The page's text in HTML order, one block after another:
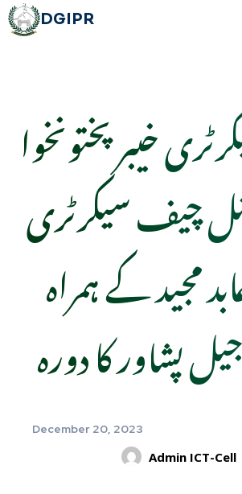
DGIPR
خیبر پختونخوا
چیف سیکرٹری
مجید کے ہمراہ
پشاور کا دورہ
December 20, 2023
Admin ICT-Cell